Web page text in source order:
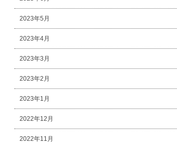
2023年5月
2023年4月
2023年3月
2023年2月
2023年1月
2022年12月
2022年11月